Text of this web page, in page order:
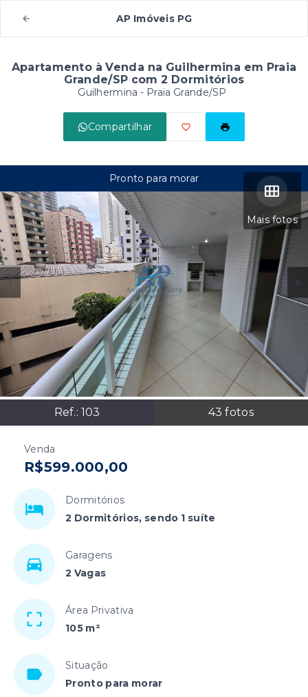
AP Imóveis PG
Apartamento à Venda na Guilhermina em Praia
Grande/SP com 2 Dormitórios
Guilhermina - Praia Grande/SP
Compartilhar
Mais fotos
Ref.: 103 43 fotos
Pronto para morar
Venda
R$599.000,00
Dormitórios
2 Dormitórios, sendo 1 suíte
Garagens
2 Vagas
Área Privativa
105 m²
Situação
Pronto para morar